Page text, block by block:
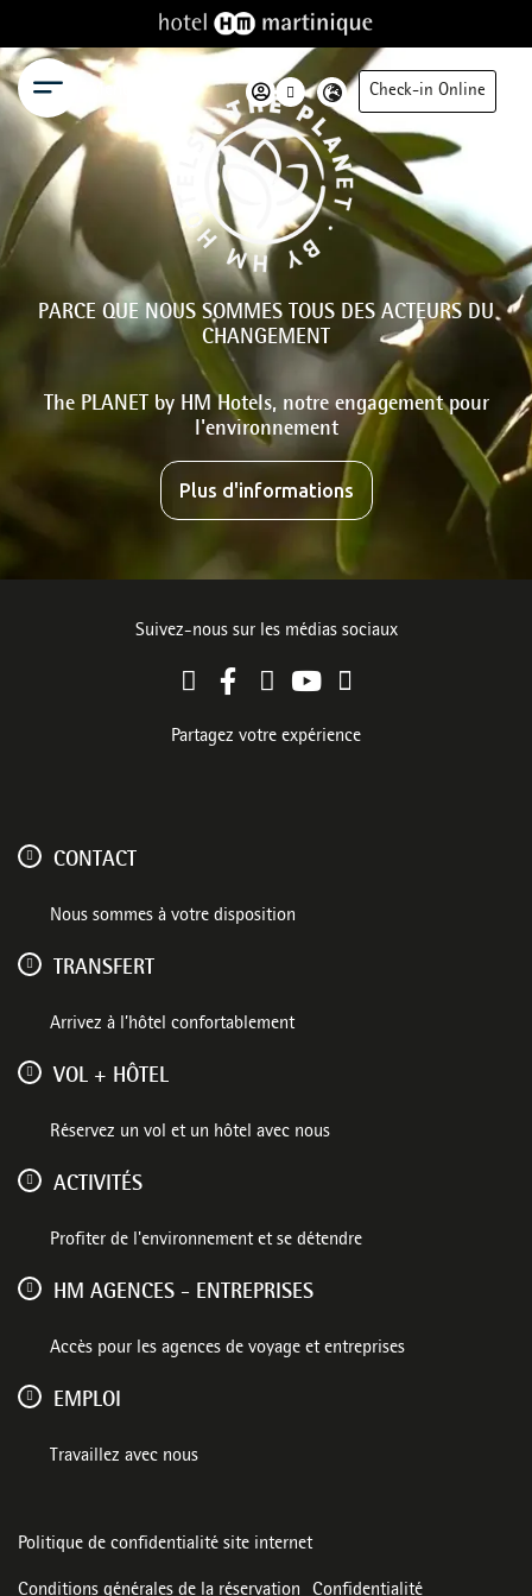
Menu Check-in Online
PARCE QUE NOUS SOMMES TOUS DES ACTEURS DU
CHANGEMENT
The PLANET by HM Hotels, notre engagement pour
l'environnement
Plus d'informations
Suivez-nous sur les médias sociaux
Partagez votre expérience
CONTACT
Nous sommes à votre disposition
TRANSFERT
Arrivez à l’hôtel confortablement
VOL + HÔTEL
Réservez un vol et un hôtel avec nous
ACTIVITÉS
Profiter de l'environnement et se détendre
HM AGENCES - ENTREPRISES
Accès pour les agences de voyage et entreprises
EMPLOI
Travaillez avec nous
Politique de confidentialité site internet
Conditions générales de la réservation Confidentialité